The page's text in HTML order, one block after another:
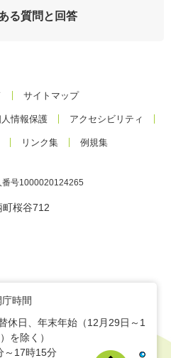
る質問と回答
サイトマップ
情報保護 アクセシビリティ
リンク集 例規集
番号1000020124265
桜谷712
庁時間
休日、年末年始（12月29日～1
を除く）
～17時15分